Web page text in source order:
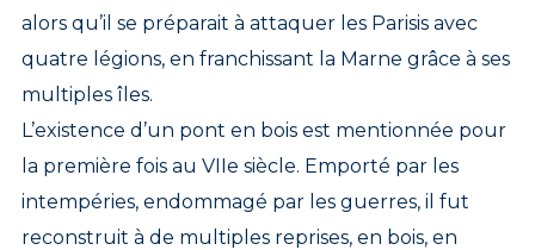
alors qu’il se préparait à attaquer les Parisis avec
quatre légions, en franchissant la Marne grâce à ses
multiples îles.
L’existence d’un pont en bois est mentionnée pour
la première fois au VIIe siècle. Emporté par les
intempéries, endommagé par les guerres, il fut
reconstruit à de multiples reprises, en bois, en